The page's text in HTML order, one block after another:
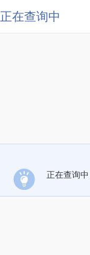
正在查询中
正在查询